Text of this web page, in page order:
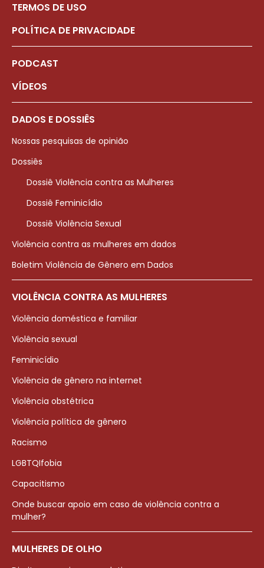
TERMOS DE USO
POLÍTICA DE PRIVACIDADE
PODCAST
VÍDEOS
DADOS E DOSSIÊS
Nossas pesquisas de opinião
Dossiês
Dossiê Violência contra as Mulheres
Dossiê Feminicídio
Dossiê Violência Sexual
Violência contra as mulheres em dados
Boletim Violência de Gênero em Dados
VIOLÊNCIA CONTRA AS MULHERES
Violência doméstica e familiar
Violência sexual
Feminicídio
Violência de gênero na internet
Violência obstétrica
Violência política de gênero
Racismo
LGBTQIfobia
Capacitismo
Onde buscar apoio em caso de violência contra a
mulher?
MULHERES DE OLHO